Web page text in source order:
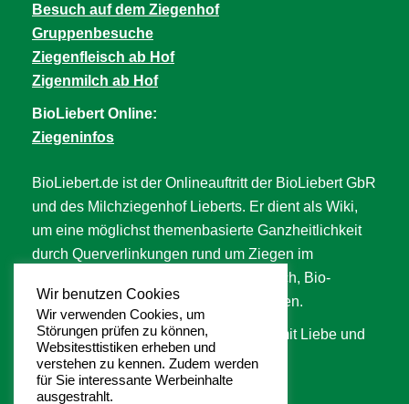
Besuch auf dem Ziegenhof
Gruppenbesuche
Ziegenfleisch ab Hof
Zigenmilch ab Hof
BioLiebert Online:
Ziegeninfos
BioLiebert.de ist der Onlineauftritt der BioLiebert GbR
und des Milchziegenhof Lieberts. Er dient als Wiki,
um eine möglichst themenbasierte Ganzheitlichkeit
durch Querverlinkungen rund um Ziegen im
Allgemeinen, Ziegenfleisch, Ziegenmilch, Bio-
Landwirtschaft, Tierwohl uvm. abzubilden.
An der Seite wird langsam aber stetig mit Liebe und
Hingabe gearbeitet. ❥
Wir benutzen Cookies
Wir verwenden Cookies, um
Störungen prüfen zu können,
Websitesttistiken erheben und
verstehen zu kennen. Zudem werden
für Sie interessante Werbeinhalte
ausgestrahlt.